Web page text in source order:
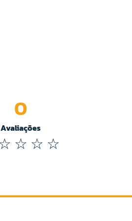
Avaliações
0
☆ ☆ ☆